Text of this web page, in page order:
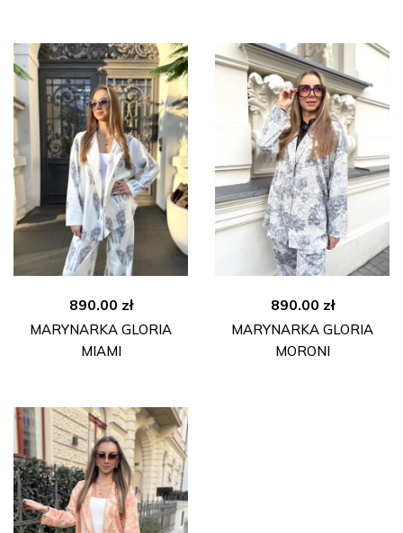
890.00 zł
MARYNARKA GLORIA
MIAMI
890.00 zł
MARYNARKA GLORIA
MORONI